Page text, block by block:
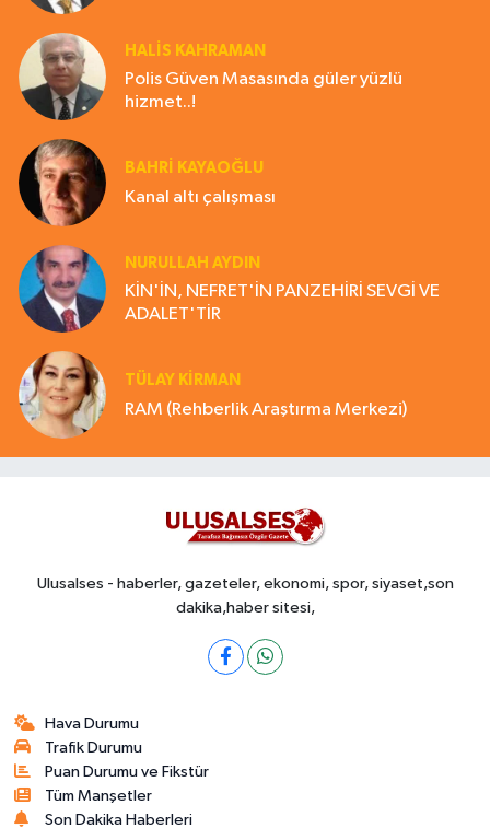
HALIS KAHRAMAN
Polis Güven Masasında güler yüzlü
hizmet..!
BAHRI KAYAOĞLU
Kanal altı çalışması
NURULLAH AYDIN
KİN'İN, NEFRET'İN PANZEHİRİ SEVGİ VE
ADALET'TİR
TÜLAY KİRMAN
RAM (Rehberlik Araştırma Merkezi)
Ulusalses - haberler, gazeteler, ekonomi, spor, siyaset,son
dakika,haber sitesi,
Hava Durumu
Trafik Durumu
Puan Durumu ve Fikstür
Tüm Manşetler
Son Dakika Haberleri